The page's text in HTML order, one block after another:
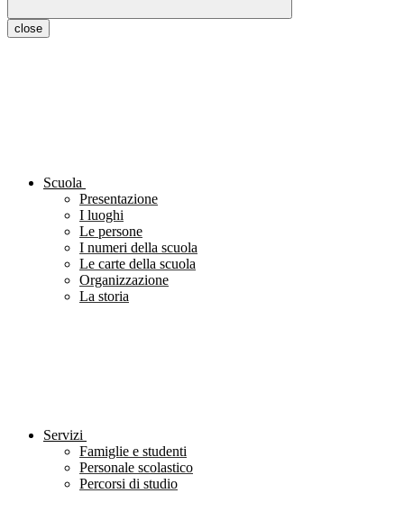
close
Scuola
Presentazione
I luoghi
Le persone
I numeri della scuola
Le carte della scuola
Organizzazione
La storia
Servizi
Famiglie e studenti
Personale scolastico
Percorsi di studio